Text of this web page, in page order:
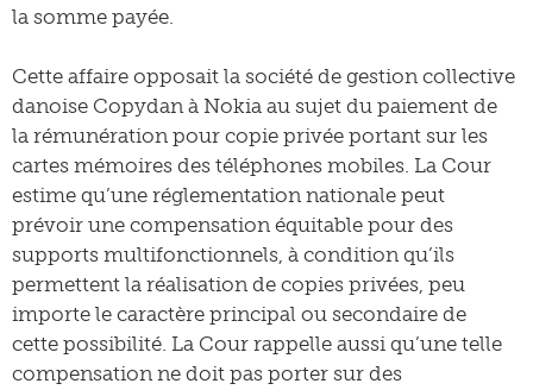
la somme payée.
Cette affaire opposait la société de gestion collective
danoise Copydan à Nokia au sujet du paiement de
la rémunération pour copie privée portant sur les
cartes mémoires des téléphones mobiles. La Cour
estime qu’une réglementation nationale peut
prévoir une compensation équitable pour des
supports multifonctionnels, à condition qu’ils
permettent la réalisation de copies privées, peu
importe le caractère principal ou secondaire de
cette possibilité. La Cour rappelle aussi qu’une telle
compensation ne doit pas porter sur des